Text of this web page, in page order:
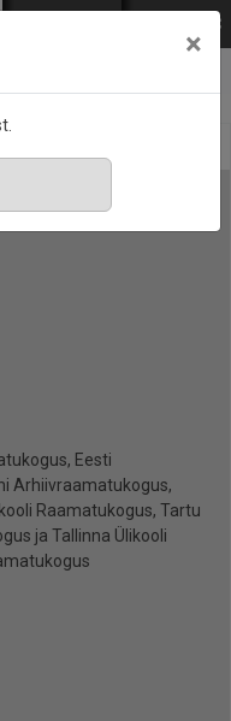
РУС
Eesti
Arhiivraamatukogus,
Raamatukogus, Tartu
ja Tallinna Ülikooli
×